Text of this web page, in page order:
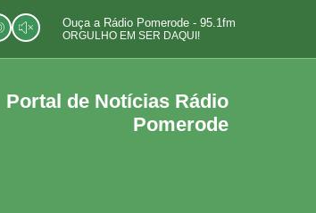
Ouça a Rádio Pomerode - 95.1fm
ORGULHO EM SER DAQUI!
Portal de Notícias Rádio
Pomerode